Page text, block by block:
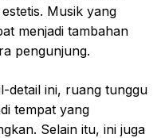
Musik yang
menjadi tambahan
pengunjung.
detail ini, ruang tunggu
tempat yang
Selain itu, ini juga